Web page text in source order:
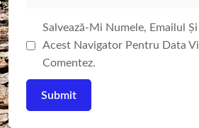
Salvează-Mi Numele, Emailul
Acest Navigator Pentru Data
Comentez.